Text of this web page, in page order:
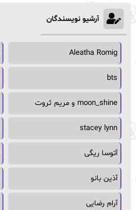
آرشیو نویسندگان
Aleatha Romig
bts
moon_shine و مریم ثروت
stacey lynn
آتوسا ریگی
آذین بانو
آرام رضایی